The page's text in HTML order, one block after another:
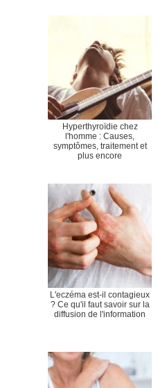
Hyperthyroïdie chez
l'homme : Causes,
symptômes, traitement et
plus encore
L'eczéma est-il contagieux
? Ce qu'il faut savoir sur la
diffusion de l'information